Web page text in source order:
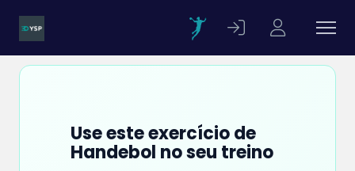
Use este exercício de
Handebol no seu treino